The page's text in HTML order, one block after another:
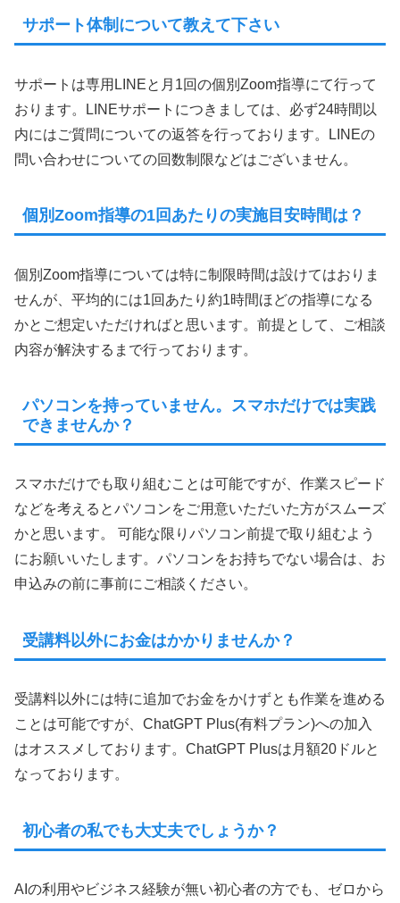
サポート体制について教えて下さい
サポートは専用LINEと月1回の個別Zoom指導にて行って
おります。LINEサポートにつきましては、必ず24時間以
内にはご質問についての返答を行っております。LINEの
問い合わせについての回数制限などはございません。
個別Zoom指導の1回あたりの実施目安時間は？
個別Zoom指導については特に制限時間は設けてはおりま
せんが、平均的には1回あたり約1時間ほどの指導になる
かとご想定いただければと思います。前提として、ご相談
内容が解決するまで行っております。
パソコンを持っていません。スマホだけでは実践
できませんか？
スマホだけでも取り組むことは可能ですが、作業スピード
などを考えるとパソコンをご用意いただいた方がスムーズ
かと思います。 可能な限りパソコン前提で取り組むよう
にお願いいたします。パソコンをお持ちでない場合は、お
申込みの前に事前にご相談ください。
受講料以外にお金はかかりませんか？
受講料以外には特に追加でお金をかけずとも作業を進める
ことは可能ですが、ChatGPT Plus(有料プラン)への加入
はオススメしております。ChatGPT Plusは月額20ドルと
なっております。
初心者の私でも大丈夫でしょうか？
AIの利用やビジネス経験が無い初心者の方でも、ゼロから